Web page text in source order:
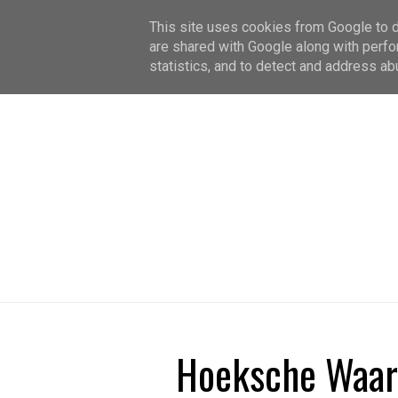
Hoeksche
This site uses cookies from Google to
are shared with Google along with
statistics, and to detect and address